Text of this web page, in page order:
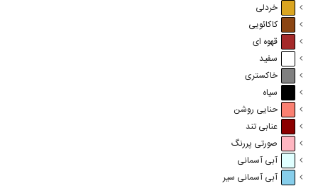
خردلی
کاکائویی
قهوه ای
سفید
خاکستری
سیاه
حنایی روشن
عنابی تند
صورتی پررنگ
آبی آسمانی
آبی آسمانی سیر